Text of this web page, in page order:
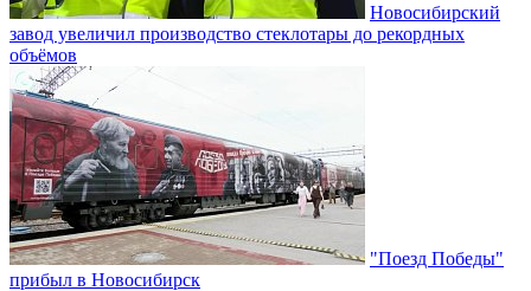
Новосибирский
завод увеличил производство стеклотары до рекордных
объёмов
"Поезд Победы"
прибыл в Новосибирск